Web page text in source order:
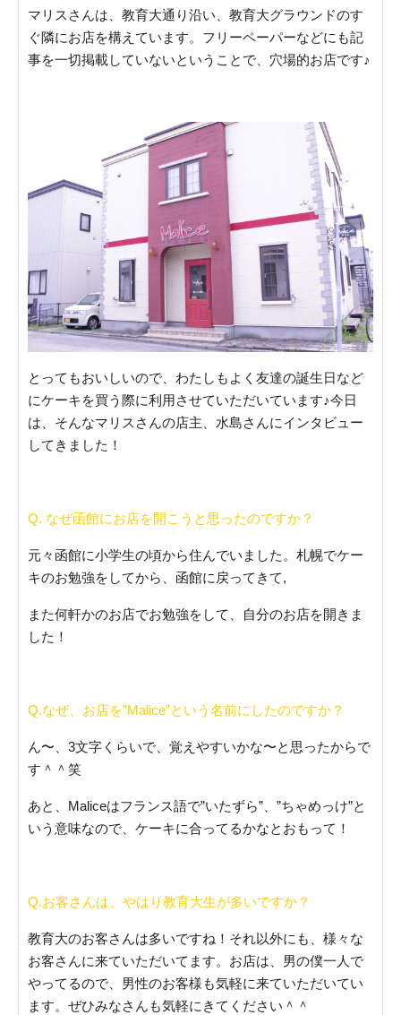
マリスさんは、教育大通り沿い、教育大グラウンドのす
ぐ隣にお店を構えています。フリーペーパーなどにも記
事を一切掲載していないということで、穴場的お店です♪
とってもおいしいので、わたしもよく友達の誕生日など
にケーキを買う際に利用させていただいています♪今日
は、そんなマリスさんの店主、水島さんにインタビュー
してきました！
Q. なぜ函館にお店を開こうと思ったのですか？
元々函館に小学生の頃から住んでいました。札幌でケー
キのお勉強をしてから、函館に戻ってきて,
また何軒かのお店でお勉強をして、自分のお店を開きま
した！
Q.なぜ、お店を”Malice”という名前にしたのですか？
ん〜、3文字くらいで、覚えやすいかな〜と思ったからで
す＾＾笑
あと、Maliceはフランス語で”いたずら”、”ちゃめっけ”と
いう意味なので、ケーキに合ってるかなとおもって！
Q.お客さんは、やはり教育大生が多いですか？
教育大のお客さんは多いですね！それ以外にも、様々な
お客さんに来ていただいてます。お店は、男の僕一人で
やってるので、男性のお客様も気軽に来ていただいてい
ます。ぜひみなさんも気軽にきてください＾＾